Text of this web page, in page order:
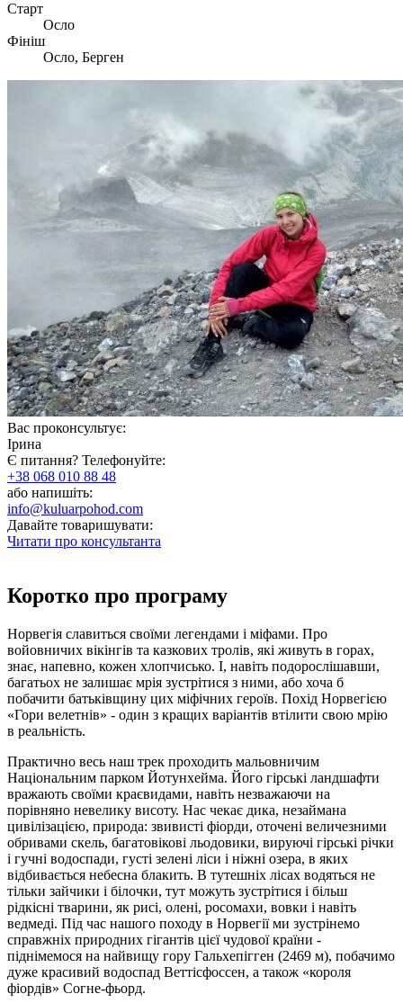
Старт
Осло
Фініш
Осло, Берген
Вас проконсультує:
Ірина
Є питання? Телефонуйте:
+38 068 010 88 48
або напишіть:
info@kuluarpohod.com
Давайте товаришувати:
Читати про консультанта
Коротко про програму
Норвегія славиться своїми легендами і міфами. Про
войовничих вікінгів та казкових тролів, які живуть в горах,
знає, напевно, кожен хлопчисько. І, навіть подорослішавши,
багатьох не залишає мрія зустрітися з ними, або хоча б
побачити батьківщину цих міфічних героїв. Похід Норвегією
«Гори велетнів» - один з кращих варіантів втілити свою мрію
в реальність.
Практично весь наш трек проходить мальовничим
Національним парком Йотунхейма. Його гірські ландшафти
вражають своїми краєвидами, навіть незважаючи на
порівняно невелику висоту. Нас чекає дика, незаймана
цивілізацією, природа: звивисті фіорди, оточені величезними
обривами скель, багатовікові льодовики, вируючі гірські річки
і гучні водоспади, густі зелені ліси і ніжні озера, в яких
відбивається небесна блакить. В тутешніх лісах водяться не
тільки зайчики і білочки, тут можуть зустрітися і більш
рідкісні тварини, як рисі, олені, росомахи, вовки і навіть
ведмеді. Під час нашого походу в Норвегії ми зустрінемо
справжніх природних гігантів цієї чудової країни -
піднімемося на найвищу гору Гальхепігген (2469 м), побачимо
дуже красивий водоспад Веттісфоссен, а також «короля
фіордів» Согне-фьорд.